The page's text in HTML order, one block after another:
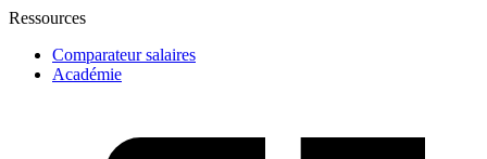
Ressources
Comparateur salaires
Académie